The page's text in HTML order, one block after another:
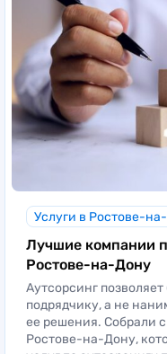
Услуги в Ростове-
Лучшие компании
Ростове-на-Дону
Аутсорсинг
подрядчику, а не
ее решения. Собрали
Ростове-на-Дону,